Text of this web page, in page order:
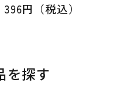
396円（税込）
を探す